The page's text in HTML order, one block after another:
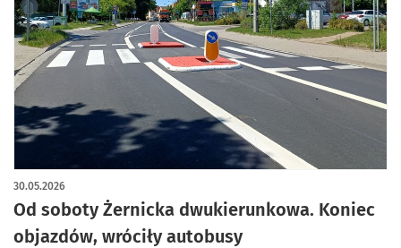
Od soboty Żernicka dwukierunkowa. Koniec
objazdów, wróciły autobusy
30.05.2026
artykuł z galerią zdjęć